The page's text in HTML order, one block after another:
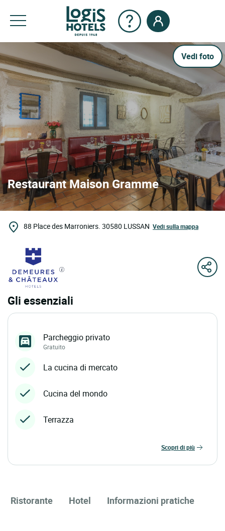
Vedi foto
Restaurant Maison Gramme
88 Place des Marroniers. 30580 LUSSAN Vedi sulla mappa
Gli essenziali
Parcheggio privato
Gratuito
La cucina di mercato
Cucina del mondo
Terrazza
scopri di più
Ristorante Hotel Informazioni pratiche